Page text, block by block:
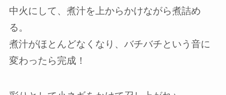
中火にして、煮汁を上からかけながら煮詰め
る。
煮汁がほとんどなくなり、バチバチという音に
変わったら完成！